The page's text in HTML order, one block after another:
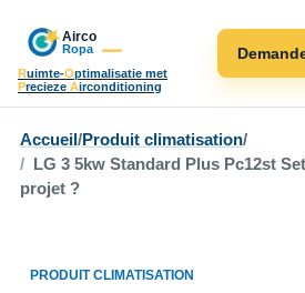
Ruimte-Optimalisatie met
Precieze Airconditioning
Accueil /Produit climatisation/
LG 3 5kw Standard Plus Pc12st
projet ?
PRODUIT CLIMATISATION